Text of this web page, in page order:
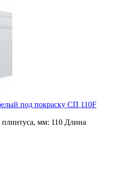
под покраску СП 110F
мм: 110 Длина